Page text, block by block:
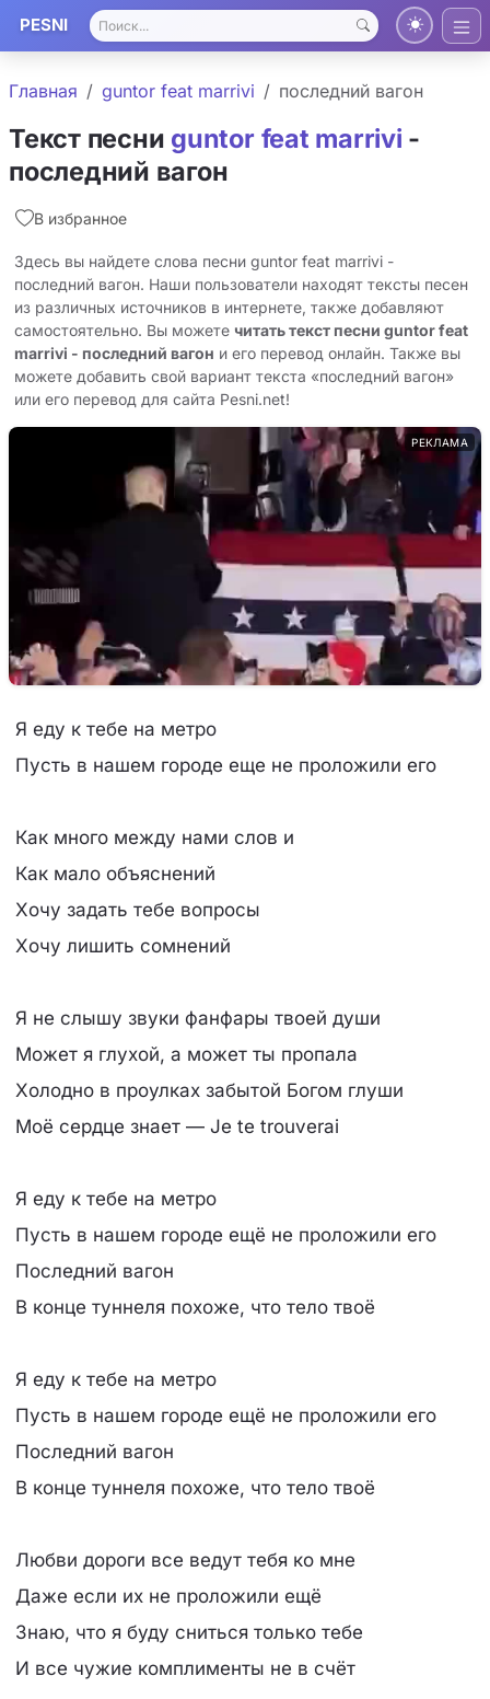
PESNI
Главная guntor feat marrivi последний вагон
Текст песни guntor feat marrivi -
последний вагон
В избранное
Здесь вы найдете слова песни guntor feat marrivi -
последний вагон. Наши пользователи находят тексты песен
из различных источников в интернете, также добавляют
самостоятельно. Вы можете читать текст песни guntor feat
marrivi - последний вагон и его перевод онлайн. Также вы
можете добавить свой вариант текста «последний вагон»
или его перевод для сайта Pesni.net!
РЕКЛАМА
Я еду к тебе на метро
Пусть в нашем городе еще не проложили его
Как много между нами слов и
Как мало объяснений
Хочу задать тебе вопросы
Хочу лишить сомнений
Я не слышу звуки фанфары твоей души
Может я глухой, а может ты пропала
Холодно в проулках забытой Богом глуши
Моё сердце знает — Je te trouverai
Я еду к тебе на метро
Пусть в нашем городе ещё не проложили его
Последний вагон
В конце туннеля похоже, что тело твоё
Я еду к тебе на метро
Пусть в нашем городе ещё не проложили его
Последний вагон
В конце туннеля похоже, что тело твоё
Любви дороги все ведут тебя ко мне
Даже если их не проложили ещё
Знаю, что я буду сниться только тебе
И все чужие комплименты не в счёт